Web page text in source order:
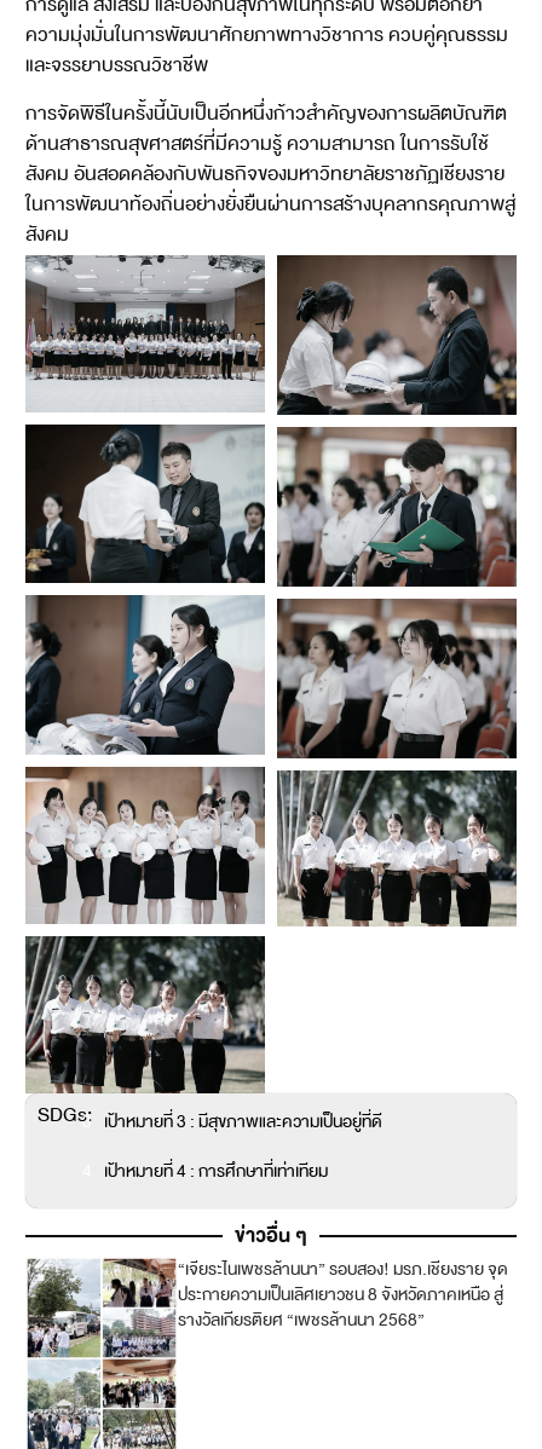
ความมุ่งมั่นในการพัฒนาศักยภาพทางวิชาการ ควบคู่คุณธรรม
และจรรยาบรรณวิชาชีพ
การจัดพิธีในครั้งนี้นับเป็นอีกหนึ่งก้าวสำคัญของการผลิตบัณฑิต
ด้านสาธารณสุขศาสตร์ที่มีความรู้ ความสามารถ ในการรับใช้
สังคม อันสอดคล้องกับพันธกิจของมหาวิทยาลัยราชภัฏเชียงราย
ในการพัฒนาท้องถิ่นอย่างยั่งยืนผ่านการสร้างบุคลากรคุณภาพสู่
สังคม
SDGs:
3 เป้าหมายที่ 3 : มีสุขภาพและความเป็นอยู่ที่ดี
เป้าหมายที่ 4 : การศึกษาที่เท่าเทียม
ข่าวอื่น ๆ
“เจียระไนเพชรล้านนา” รอบสอง! มรภ.เชียงราย จุด
ประกายความเป็นเลิศเยาวชน 8 จังหวัดภาคเหนือ สู่
รางวัลเกียรติยศ “เพชรล้านนา 2568”